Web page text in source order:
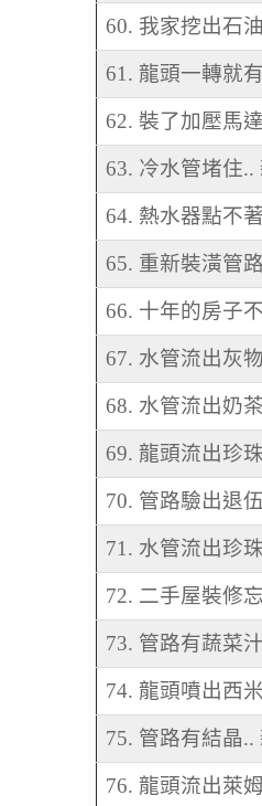
60. 我家挖出石
61. 龍頭一轉就
62. 裝了加壓馬
63. 冷水管堵住
64. 熱水器點不
65. 重新裝潢管
66. 十年的房子
67. 水管流出灰
68. 水管流出奶
69. 龍頭流出珍
70. 管路驗出退
71. 水管流出珍
72. 二手屋裝修
73. 管路有蔬菜
74. 龍頭噴出西
75. 管路有結晶
76. 龍頭流出萊